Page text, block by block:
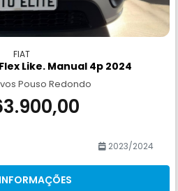
FIAT
Like. Manual 4p 2024
Pouso Redondo
2023/2024